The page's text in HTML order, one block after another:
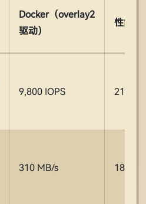
Docker（overlay2
驱动）
性能损
9,800 IOPS 21.6%
310 MB/s 18.4%